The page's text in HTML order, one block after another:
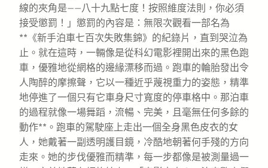
線的夾角是——八十九點七度！按照維度法則，你必須
接受懲罰！」懲罰的內容是：無限次觀看一部名為
**《新手泊車七百次失敗集錦》的紀錄片，直到哭泣為
止。就在這時，一輛像是從科幻電影裡開出來的黑色跑
車，優雅地從網格的邊緣漂移而過。跑車的輪胎發出令
人陶醉的摩擦聲，它以一種近乎蔑視重力的姿態，精準
地停進了一個只有它車身尺寸寬度的停車格中。那泊車
的過程就像一場舞蹈，流暢、完美，且毫無任何多餘的
動作**。跑車的駕駛座上走出一個全身黑色皮衣的女
人，她戴著一副透明護目鏡，冷酷地朝著何手殘的方向
走來。她的步伐優雅而精準，每一步都像是被測量過一